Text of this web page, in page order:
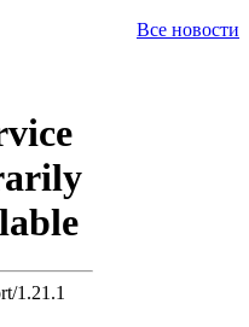
Все новости